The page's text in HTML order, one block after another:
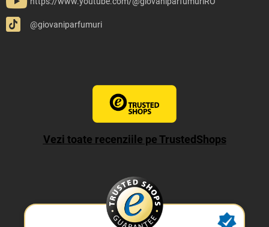
@giovaniparfumuri
Vezi toate recenziile pe TrustedShops